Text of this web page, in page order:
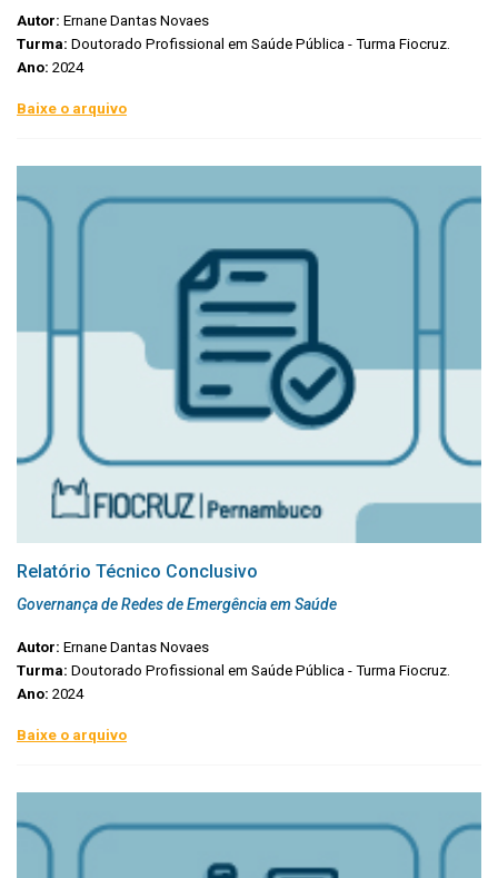
Autor: Ernane Dantas Novaes
Turma: Doutorado Profissional em Saúde Pública - Turma Fiocruz.
Ano: 2024
Baixe o arquivo
Relatório Técnico Conclusivo
Governança de Redes de Emergência em Saúde
Autor: Ernane Dantas Novaes
Turma: Doutorado Profissional em Saúde Pública - Turma Fiocruz.
Ano: 2024
Baixe o arquivo